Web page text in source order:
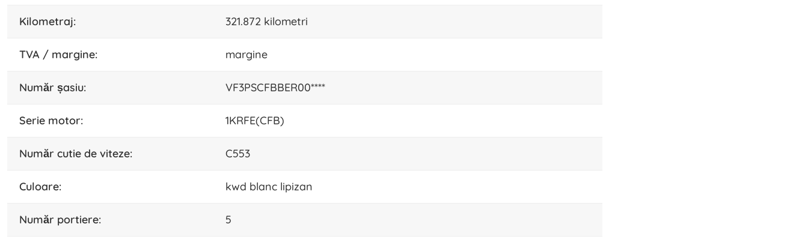
kilometraj: 321.872 kilometri
TVA / margine: margine
număr șasiu: VF3PSCFBBER00****
serie motor: 1KRFE(CFB)
număr cutie de viteze: C553
culoare: kwd blanc lipizan
număr portiere: 5